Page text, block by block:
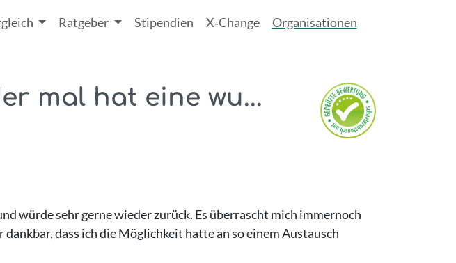
Ratgeber Stipendien X‑Change Organisationen
mal hat eine wu...
würde sehr gerne wieder zurück. Es überrascht mich immernoch
dass ich die Möglichkeit hatte an so einem Austausch